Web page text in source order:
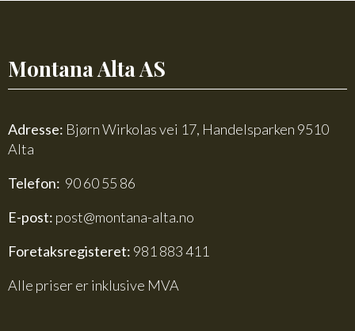
Montana Alta AS
Adresse: Bjørn Wirkolas vei 17, Handelsparken 9510
Alta
Telefon: 90 60 55 86
E-post: post@montana-alta.no
Foretaksregisteret: 981 883 411
Alle priser er inklusive MVA